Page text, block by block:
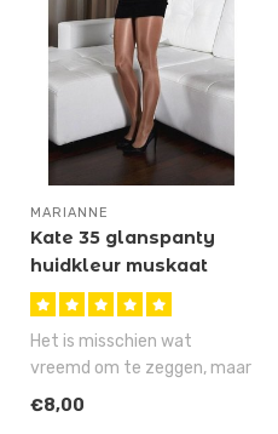
MARIANNE
Kate 35 glanspanty
huidkleur muskaat
Het is misschien wat
vreemd om te zeggen, maar
deze Kate 35 is stiekem
€8,00